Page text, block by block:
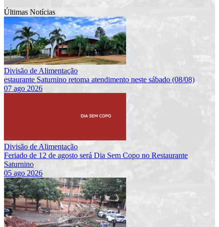
Últimas Notícias
Divisão de Alimentação
estaurante Saturnino retoma atendimento neste sábado (08/08)
07 ago 2026
Divisão de Alimentação
Feriado de 12 de agosto será Dia Sem Copo no Restaurante
Saturnino
05 ago 2026